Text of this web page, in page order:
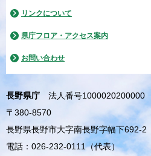
リンクについて
県庁フロア・アクセス案内
お問い合わせ
長野県庁
法人番号1000020200000
〒380-8570
長野県長野市大字南長野字幅下692-2
電話：026-232-0111（代表）